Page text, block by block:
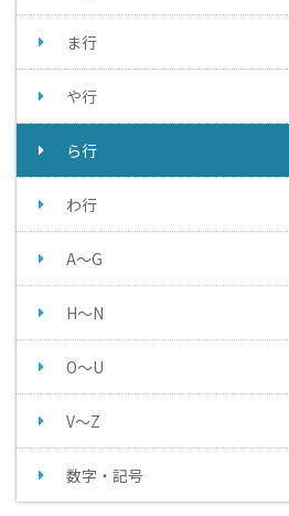
ま行
や行
ら行
わ行
A～G
H～N
O～U
V～Z
数字・記号